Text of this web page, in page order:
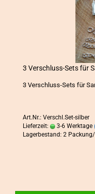
3 Verschluss-​​Sets für
3 Verschluss-​Sets für
Art.Nr.: Verschl.Set-silber
Lieferzeit:
3-6 Werktage
Lagerbestand: 2